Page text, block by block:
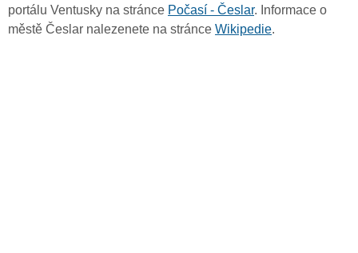
portálu Ventusky na stránce Počasí - Česlar. Informace o
městě Česlar nalezenete na stránce Wikipedie.